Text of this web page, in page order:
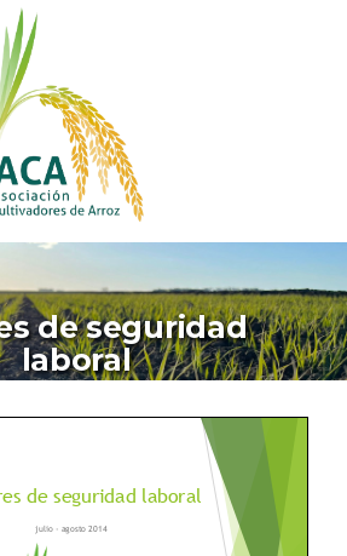
de seguridad
laboral